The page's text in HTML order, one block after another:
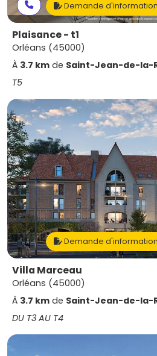
Demande
Plaisance - t1
Orléans (45000)
À 3.7 km de Saint-Jean-de-la-
T5
Demande
Villa Marceau
Orléans (45000)
À 3.7 km de Saint-Jean-de-la-
DU T3 AU T4